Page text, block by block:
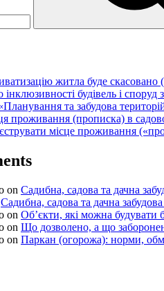
житла буде скасовано
будівель і споруд
та забудова
проживання (прописка) в
місце проживання
on Садибна, садова та дачна
Садибна, садова та дачна
on Об’єкти, які можна будувати
on Що дозволено, а що
on Паркан (огорожа): норми,